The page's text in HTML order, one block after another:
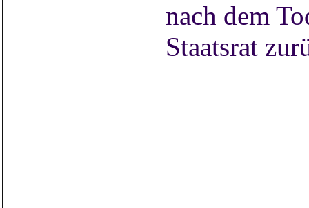
nach dem
Staatsrat